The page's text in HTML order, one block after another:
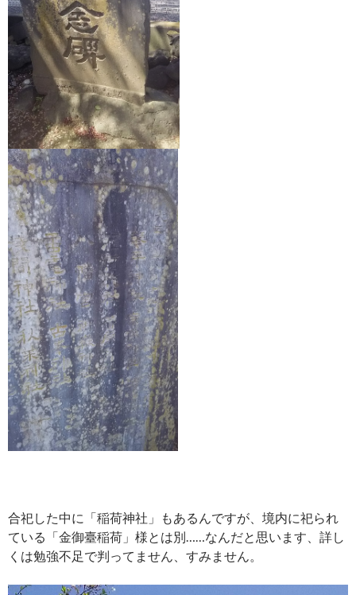
合祀した中に「稲荷神社」もあるんですが、境内に祀られ
ている「金御臺稲荷」様とは別……なんだと思います、詳し
くは勉強不足で判ってません、すみません。